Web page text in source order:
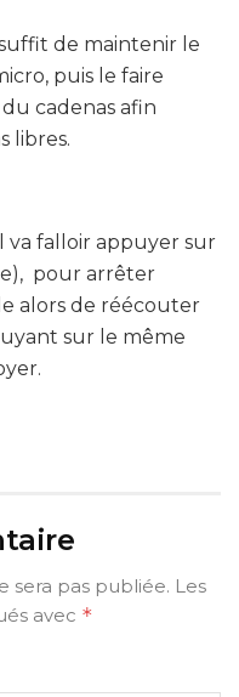
de maintenir le
puis le faire
cadenas afin
libres.
va falloir appuyer sur
pour arrêter
alors de réécouter
sur le même
sera pas publiée. Les
avec *